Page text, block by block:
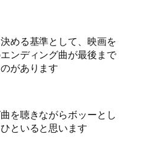
める基準として、映画を
ンディング曲が最後まで
があります
を聴きながらボッーとし
といると思います